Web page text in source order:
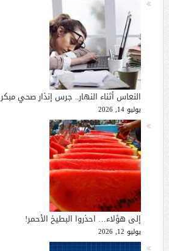
النعاس أثناء النهار.. جرس إنذار صحي مبكر
يوليو 14, 2026
إلى هؤلاء… احذروا البطيخ الأحمر!
يوليو 12, 2026